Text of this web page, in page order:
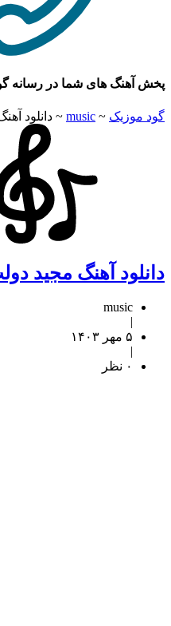
پخش آهنگ های شما در رسانه
گود موزیک ~
music
~ دانلود
دانلود آهنگ مجید
music
|
۵ مهر ۱۴۰۳
|
۰ نظر